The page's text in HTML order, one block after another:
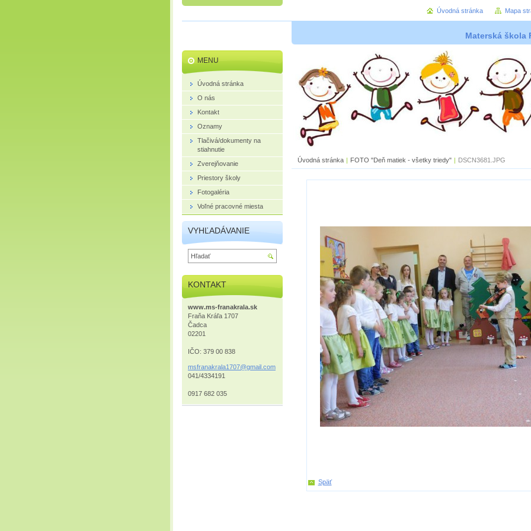
Materská škola
Úvodná stránka | FOTO "Deň matiek - všetky triedy" | DSCN3681.JPG
Späť
MENU
Úvodná stránka
O nás
Kontakt
Oznamy
Tlačivá/dokumenty na
stiahnutie
Zverejňovanie
Priestory školy
Fotogaléria
Voľné pracovné miesta
VYHĽADÁVANIE
KONTAKT
www.ms-franakrala.sk
Fraňa Kráľa 1707
Čadca
02201
IČO: 379 00 838
msfranakrala1707@gmail.com
041/4334191
0917 682 035
Úvodná stránka Mapa